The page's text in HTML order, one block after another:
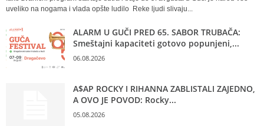
uveliko na nogama i vlada opšte ludilo Reke ljudi slivaju...
ALARM U GUČI PRED 65. SABOR TRUBAČA:
Smeštajni kapaciteti gotovo popunjeni,...
06.08.2026
A$AP ROCKY I RIHANNA ZABLISTALI ZAJEDNO,
A OVO JE POVOD: Rocky...
05.08.2026